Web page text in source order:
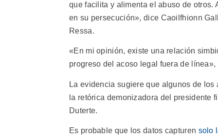
que facilita y alimenta el abuso de
en su persecución», dice Caoilfhionn
Ressa.
«En mi opinión, existe una relación
progreso del acoso legal fuera de línea»,
La evidencia sugiere que algunos de
la retórica demonizadora del presidente
Duterte.
Es probable que los datos capturen solo